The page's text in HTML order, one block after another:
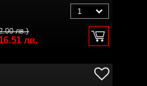
лв.)
лв.